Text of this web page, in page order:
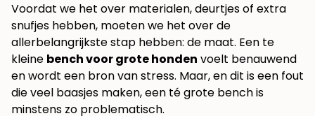
Voordat we het over materialen, deurtjes of extra
snufjes hebben, moeten we het over de
allerbelangrijkste stap hebben: de maat. Een te
kleine bench voor grote honden voelt benauwend
en wordt een bron van stress. Maar, en dit is een fout
die veel baasjes maken, een té grote bench is
minstens zo problematisch.